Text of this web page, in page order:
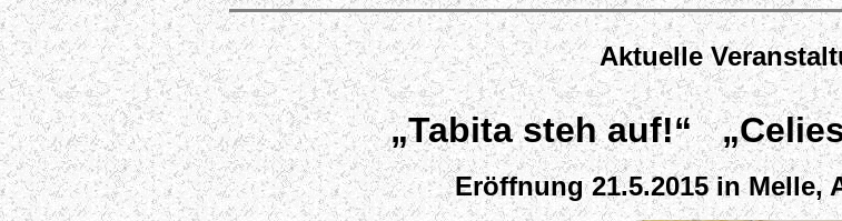
Aktuelle
„Tabita steh auf!“
Eröffnung 21.5.2015 in Melle,